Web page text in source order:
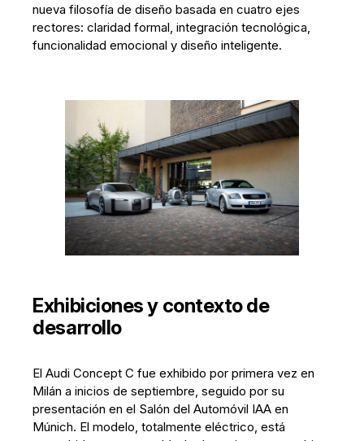
nueva filosofía de diseño basada en cuatro ejes
rectores: claridad formal, integración tecnológica,
funcionalidad emocional y diseño inteligente.
Exhibiciones y contexto de
desarrollo
El Audi Concept C fue exhibido por primera vez en
Milán a inicios de septiembre, seguido por su
presentación en el Salón del Automóvil IAA en
Múnich. El modelo, totalmente eléctrico, está